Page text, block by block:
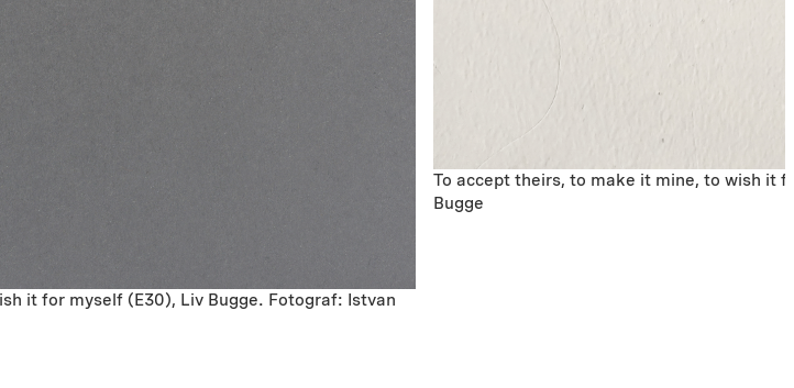
it for myself (E30), Liv Bugge. Fotograf: Istvan
To accept theirs, to make it mine, to wish it
Bugge